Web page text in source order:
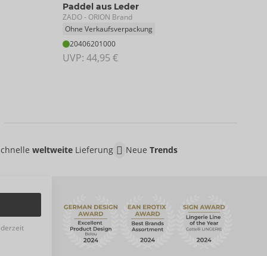
Paddel aus Leder
ZADO- ORION Brand
Ohne Verkaufsverpackung
20406201000
UVP: 44,95 €
weltweiteLieferung Neue Trends